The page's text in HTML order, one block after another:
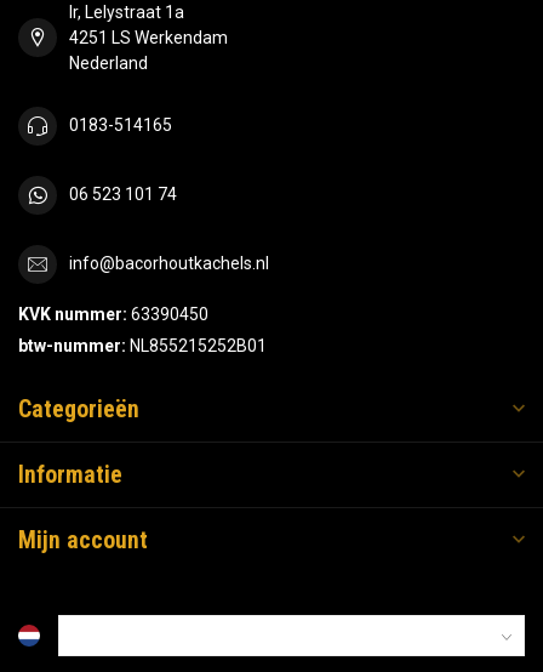
Ir, Lelystraat 1a
4251 LS Werkendam
Nederland
0183-514165
06 523 101 74
info@bacorhoutkachels.nl
KVK nummer: 63390450
btw-nummer: NL855215252B01
Categorieën
Informatie
Mijn account